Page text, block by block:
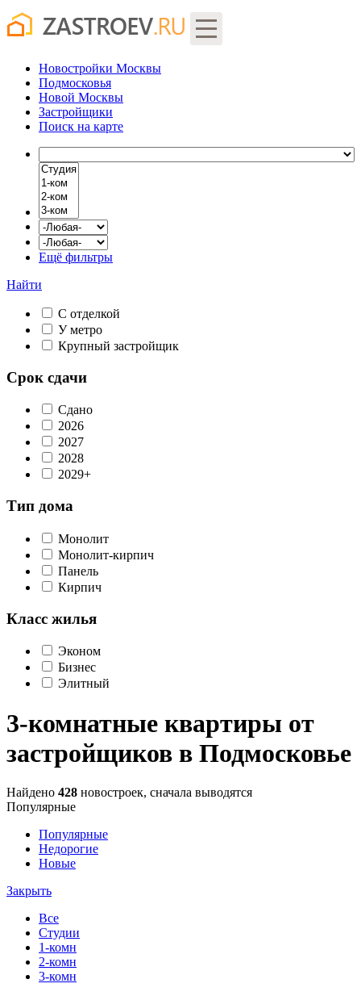
Новостройки Москвы
Подмосковья
Новой Москвы
Застройщики
Поиск на карте
Ещё фильтры
Найти
С отделкой
У метро
Крупный застройщик
Срок сдачи
Сдано
2026
2027
2028
2029+
Тип дома
Монолит
Монолит-кирпич
Панель
Кирпич
Класс жилья
Эконом
Бизнес
Элитный
3-комнатные квартиры от
застройщиков в Подмосковье
Найдено 428 новостроек, сначала выводятся
Популярные
Популярные
Недорогие
Новые
Закрыть
Все
Студии
1-комн
2-комн
3-комн